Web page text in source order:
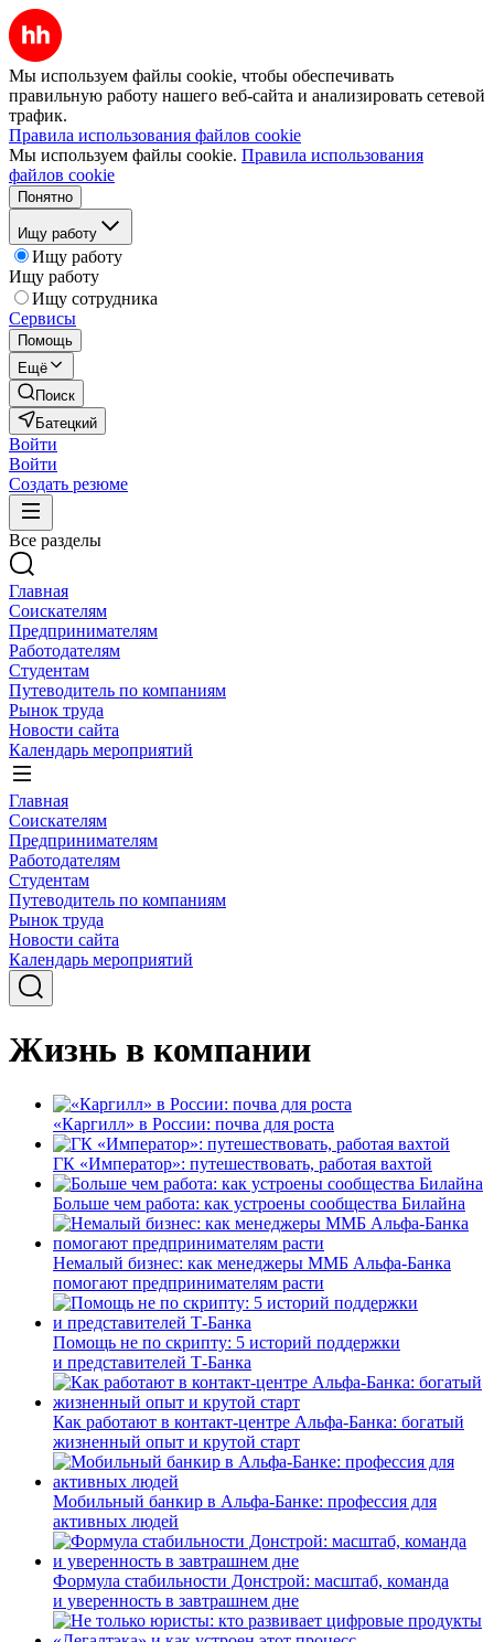
Мы используем файлы cookie, чтобы обеспечивать
правильную работу нашего веб-сайта и анализировать сетевой
трафик.
Правила использования файлов cookie
Мы используем файлы cookie. Правила использования
файлов cookie
Понятно
Ищу работу
Ищу работу
Ищу работу
Ищу сотрудника
Сервисы
Помощь
Ещё
Поиск
Батецкий
Войти
Войти
Создать резюме
Все разделы
Главная
Соискателям
Предпринимателям
Работодателям
Студентам
Путеводитель по компаниям
Рынок труда
Новости сайта
Календарь мероприятий
Главная
Соискателям
Предпринимателям
Работодателям
Студентам
Путеводитель по компаниям
Рынок труда
Новости сайта
Календарь мероприятий
Жизнь в компании
«Каргилл» в России: почва для роста
ГК «Император»: путешествовать, работая вахтой
Больше чем работа: как устроены сообщества Билайна
Немалый бизнес: как менеджеры ММБ Альфа-Банка
помогают предпринимателям расти
Помощь не по скрипту: 5 историй поддержки
и представителей Т-Банка
Как работают в контакт-центре Альфа-Банка: богатый
жизненный опыт и крутой старт
Мобильный банкир в Альфа-Банке: профессия для
активных людей
Формула стабильности Донстрой: масштаб, команда
и уверенность в завтрашнем дне